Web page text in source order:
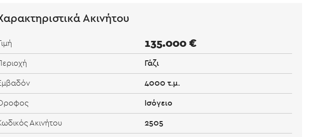
Ακινήτου
135.000 €
Γάζι
4000 τ.μ.
Ισόγειο
Ακινήτου 2505